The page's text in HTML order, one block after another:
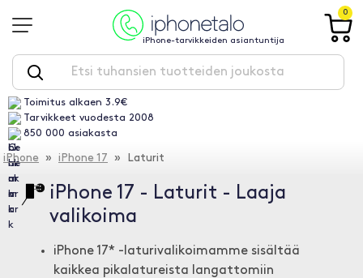
iPhone-tarvikkeiden asiantuntija
0
Toimitus alkaen 3.9€
Tarvikkeet vuodesta 2008
850 000 asiakasta
iPhone » iPhone 17 » Laturit
iPhone 17 - Laturit - Laaja
valikoima
iPhone 17* -laturivalikoimamme sisältää
kaikkea pikalatureista langattomiin